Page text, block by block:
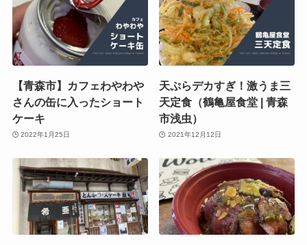
【青森市】カフェわやわや
さんの缶に入ったショート
ケーキ
2022年1月25日
天ぷらデカすぎ！激うま三
天定食（鶴亀屋食堂 | 青森
市浅虫）
2021年12月12日